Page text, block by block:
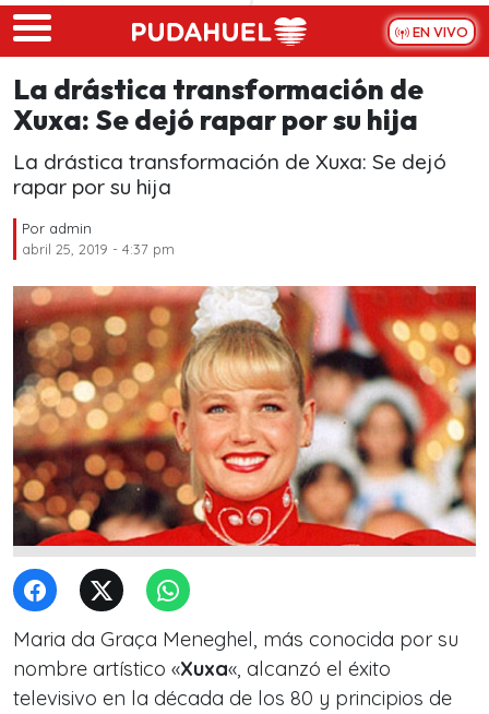
Skip to main content
EN VIVO
La drástica transformación de
Xuxa: Se dejó rapar por su hija
La drástica transformación de Xuxa: Se dejó
rapar por su hija
Por admin
abril 25, 2019 - 4:37 pm
Maria da Graça Meneghel, más conocida por su
nombre artístico «Xuxa«, alcanzó el éxito
televisivo en la década de los 80 y principios de